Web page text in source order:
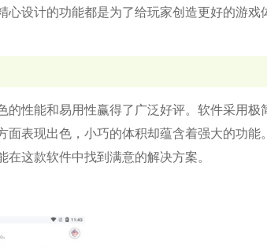
心设计的功能都是为了给玩家创造更好的游戏
性能和易用性赢得了广泛好评。软件采用极
面表现出色，小巧的体积却蕴含着强大的功能
这款软件中找到满意的解决方案。